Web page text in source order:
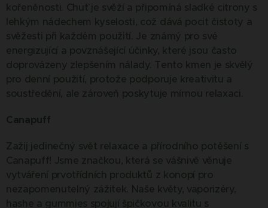
kořeněnosti. Chuť je svěží a připomíná sladké citrony s
lehkým nádechem kyselosti, což dává pocit čistoty a
svěžesti při každém použití. Je známý pro své
energizující a povznášející účinky, které jsou často
doprovázeny zlepšením nálady. Tento kmen je skvělý
pro denní použití, protože podporuje kreativitu a
soustředění, ale zároveň poskytuje mírnou relaxaci.
Canapuff
Zažij jedinečný svět relaxace a přírodního potěšení s
Canapuff! Jsme značkou, která se vášnivě věnuje
vytváření prvotřídních produktů z konopí pro
nezapomenutelný zážitek. Naše květy, vaporizéry,
hashe a gummies spojují špičkovou kvalitu s